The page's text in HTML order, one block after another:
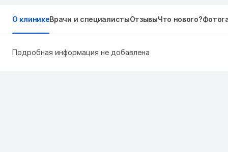
О клиникеВрачи и специалистыОтзывыЧто нового?
Подробная информация не добавлена